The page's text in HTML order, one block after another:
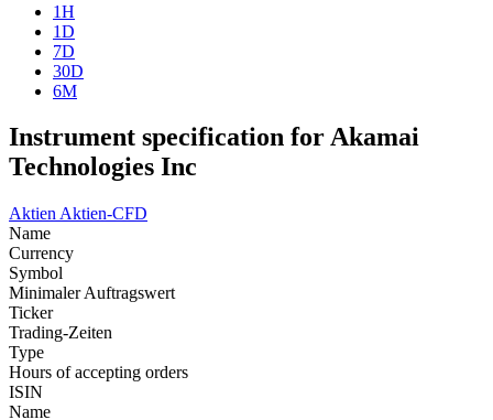
1H
1D
7D
30D
6M
Instrument specification for Akamai
Technologies Inc
Aktien Aktien-CFD
Name
Currency
Symbol
Minimaler Auftragswert
Ticker
Trading-Zeiten
Type
Hours of accepting orders
ISIN
Name